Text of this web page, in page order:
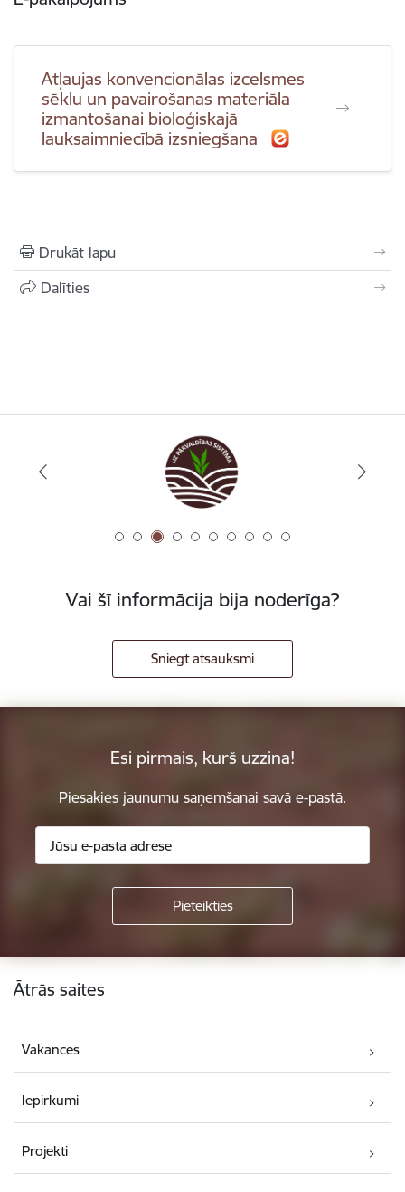
Atļaujas konvencionālas izcelsmes
sēklu un pavairošanas materiāla
izmantošanai bioloģiskajā
lauksaimniecībā izsniegšana
Drukāt lapu
Dalīties
Vai šī informācija bija noderīga?
Sniegt atsauksmi
Esi pirmais, kurš uzzina!
Piesakies jaunumu saņemšanai savā e-pastā.
Kājene
Ātrās saites
Vakances
Iepirkumi
Projekti